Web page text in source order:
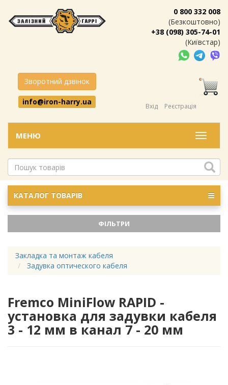
0 800 332 008
(Безкоштовно)
+38 (098) 305-74-01
(Київстар)
Зворотний дзвінок
info@iron-harry.ua
Вхід Реєстрація
Меню
МЕНЮ
КАТАЛОГ ТОВАРІВ
ФІЛЬТРИ
Закладка та монтаж кабеля
Задувка оптического кабеля
Fremco MiniFlow RAPID -
установка для задувки кабеля
3 - 12 мм в канал 7 - 20 мм